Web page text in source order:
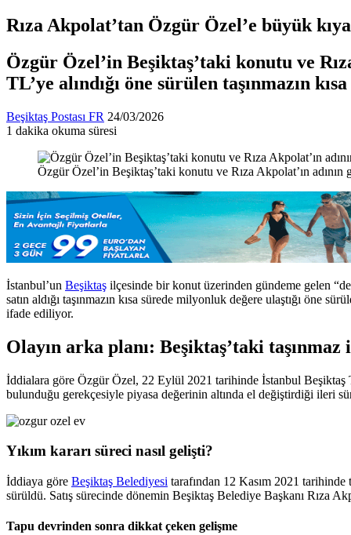
Rıza Akpolat’tan Özgür Özel’e büyük
Özgür Özel’in Beşiktaş’taki konutu ve
TL’ye alındığı öne sürülen taşınmazın
Beşiktaş Postası FR Bir
e-
göndermek
24/03/2026
1 dakika okuma süresi
Özgür Özel’in Beşiktaş’taki konutu ve Rıza Akpolat’ın
İstanbul’un Beşiktaş ilçesinde bir konut üzerinden gündeme gelen
satın aldığı taşınmazın kısa sürede milyonluk değere ulaştığı öne
ifade ediliyor.
Olayın arka planı: Beşiktaş’taki taşınmaz
İddialara göre Özgür Özel, 22 Eylül 2021 tarihinde İstanbul Beşiktaş
bulunduğu gerekçesiyle piyasa değerinin altında el değiştirdiği ileri
Yıkım kararı süreci nasıl gelişti?
İddiaya göre Beşiktaş Belediyesi tarafından 12 Kasım 2021 tarihinde
sürüldü. Satış sürecinde dönemin Beşiktaş Belediye Başkanı Rıza
Tapu devrinden sonra dikkat çeken gelişme